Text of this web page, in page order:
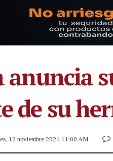
anuncia
de su
12 noviembre 2024 11:00 AM